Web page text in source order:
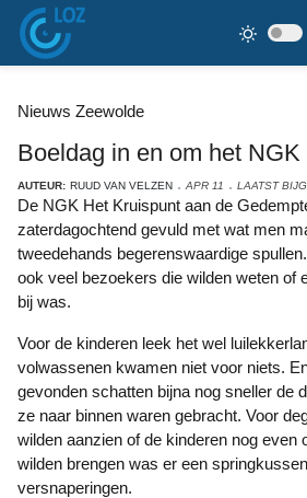
Nieuws Zeewolde
Boeldag in en om het
AUTEUR: RUUD VAN VELZEN APR 11 LAATST
De NGK Het Kruispunt aan de Gedempte Gracht was
zaterdagochtend gevuld met wat men
tweedehands begerenswaardige
ook veel bezoekers die wilden weten of
bij was.
Voor de kinderen leek het wel luilekkerland, maar ook de
volwassenen kwamen niet voor niets.
gevonden schatten bijna nog sneller de
ze naar binnen waren gebracht. Voor
wilden aanzien of de kinderen nog even
wilden brengen was er een
versnaperingen.